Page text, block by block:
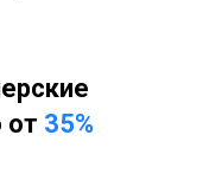
от 35%